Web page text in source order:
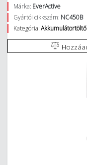
Márka: EverActive
Gyártói cikkszám: NC450B
Kategória: